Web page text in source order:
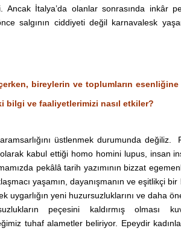
İtalya’da olanlar sonrasında inkâr
salgının ciddiyeti değil karnavalesk
bireylerin ve toplumların esenliğine
bilgi ve faaliyetlerimizi nasıl etkiler?
üstlenmek durumunda değiliz.
kabul ettiği homo homini lupus, insan
pekâlâ tarih yazımının bizzat
yaşamın, dayanışmanın ve eşitlikçi bir
yeni huzursuzluklarını ve daha
peçesini kaldırmış olması
tuhaf alametler beliriyor. Epeydir